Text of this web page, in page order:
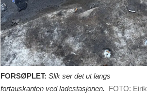
FORSØPLET: Slik ser det ut langs
fortauskanten ved ladestasjonen. FOTO: Eirik